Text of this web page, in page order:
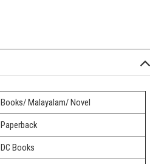
Books/ Malayalam/ Novel
Paperback
DC Books